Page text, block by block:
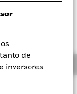
de
inversores